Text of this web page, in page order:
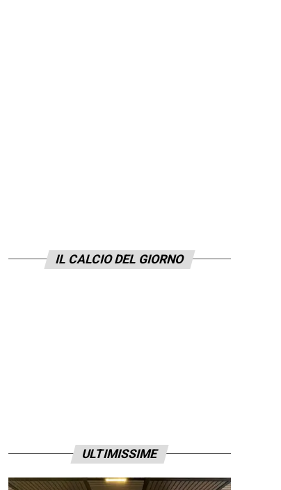
IL CALCIO DEL GIORNO
ULTIMISSIME